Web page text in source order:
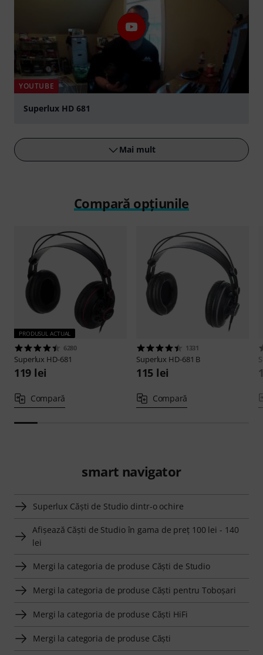
YOUTUBE
Superlux HD 681
Mai mult
Compară opțiunile
PRODUSUL ACTUAL
6280
Superlux HD-681
119 lei
Compară
1331
Superlux HD-681 B
115 lei
Compară
smart navigator
Superlux Căşti de Studio dintr-o ochire
Afişează Căşti de Studio în gama de preţ 100 lei - 140
lei
Mergi la categoria de produse Căşti de Studio
Mergi la categoria de produse Căşti pentru Toboşari
Mergi la categoria de produse Căşti HiFi
Mergi la categoria de produse Căşti